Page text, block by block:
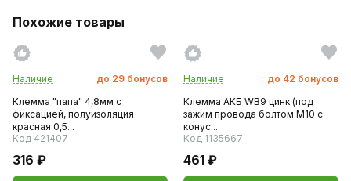
Похожие товары
Наличие до 29 бонусов
Клемма "папа" 4,8мм с
фиксацией, полуизоляция
красная 0,5...
Код 421407
316 ₽
Наличие до 42 бонусов
Клемма АКБ WB9 цинк (под
зажим провода болтом М10 с
конус...
Код 1135667
461 ₽